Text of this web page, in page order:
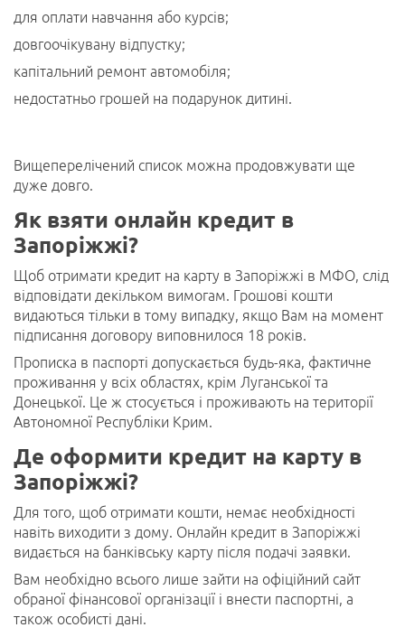
для оплати навчання або курсів;
довгоочікувану відпустку;
капітальний ремонт автомобіля;
недостатньо грошей на подарунок дитині.
Вищеперелічений список можна продовжувати ще
дуже довго.
Як взяти онлайн кредит в
Запоріжжі?
Щоб отримати кредит на карту в Запоріжжі в МФО, слід
відповідати декільком вимогам. Грошові кошти
видаються тільки в тому випадку, якщо Вам на момент
підписання договору виповнилося 18 років.
Прописка в паспорті допускається будь-яка, фактичне
проживання у всіх областях, крім Луганської та
Донецької. Це ж стосується і проживають на території
Автономної Республіки Крим.
Де оформити кредит на карту в
Запоріжжі?
Для того, щоб отримати кошти, немає необхідності
навіть виходити з дому. Онлайн кредит в Запоріжжі
видається на банківську карту після подачі заявки.
Вам необхідно всього лише зайти на офіційний сайт
обраної фінансової організації і внести паспортні, а
також особисті дані.